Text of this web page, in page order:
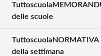
delle scuole
TuttoscuolaNORMATIVA
della settimana
Solo gli utenti
Effettua il